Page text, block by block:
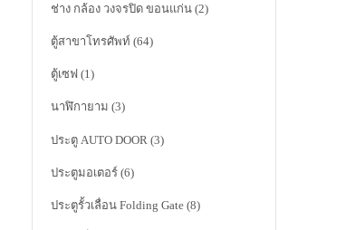
ช่าง กล้อง วงจรปิด ขอนแก่น (2)
ตู้สาขาโทรศัพท์ (64)
ตู้เซฟ (1)
นาฬิกายาม (3)
ประตู AUTO DOOR (3)
ประตูมอเตอร์ (6)
ประตูรั้วเลื่อน Folding Gate (8)